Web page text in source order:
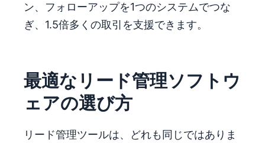
ン、フォローアップを1つのシステムでつな
ぎ、1.5倍多くの取引を支援できます。
最適なリード管理ソフトウ
ェアの選び方
リード管理ツールは、どれも同じではありま